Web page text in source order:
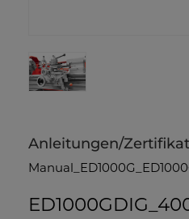
Anleitungen/